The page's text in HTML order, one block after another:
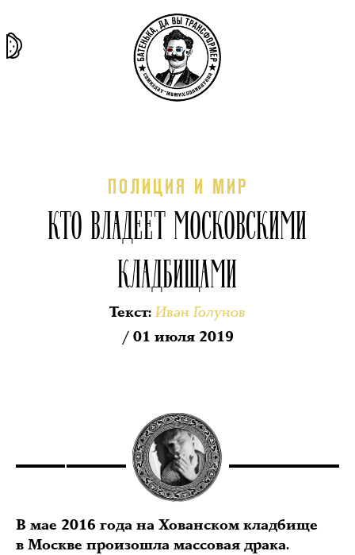
ПОЛИЦИЯ И МИР
КТО ВЛАДЕЕТ МОСКОВСКИМИ
КЛАДБИЩАМИ
Текст:Иван Голунов
/ 01 июля 2019
В мае 2016 года на Хованском кладбище
в Москве произошла массовая драка.